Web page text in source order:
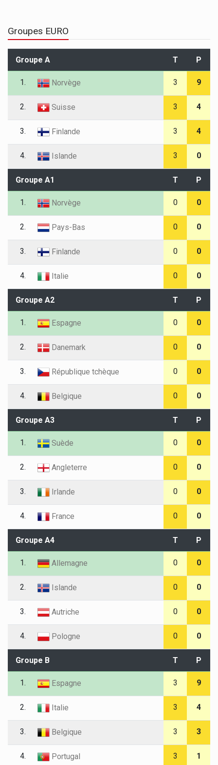
Groupes EURO
Groupe A T P
1. Norvège 3 9
2. Suisse 3 4
3. Finlande 3 4
4. Islande 3 0
Groupe A1 T P
1. Norvège 0 0
2. Pays-Bas 0 0
3. Finlande 0 0
4. Italie 0 0
Groupe A2 T P
1. Espagne 0 0
2. Danemark 0 0
3. République tchèque 0 0
4. Belgique 0 0
Groupe A3 T P
1. Suède 0 0
2. Angleterre 0 0
3. Irlande 0 0
4. France 0 0
Groupe A4 T P
1. Allemagne 0 0
2. Islande 0 0
3. Autriche 0 0
4. Pologne 0 0
Groupe B T P
1. Espagne 3 9
2. Italie 3 4
3. Belgique 3 3
4. Portugal 3 1